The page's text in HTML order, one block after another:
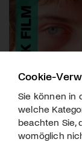
Cookie-
Sie können in
welche
beachten Sie,
womöglich